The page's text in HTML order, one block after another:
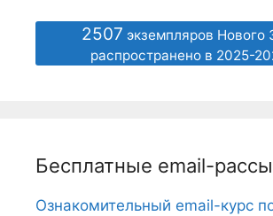
2507 экземпляров Нового
распространено в 2025-
Бесплатные email-
Ознакомительный email-курс